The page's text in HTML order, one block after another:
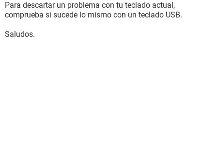
Para descartar un problema con tu teclado actual,
comprueba si sucede lo mismo con un teclado USB.
Saludos.